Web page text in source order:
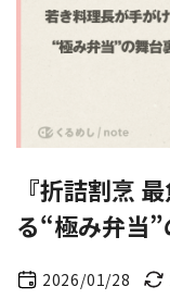
『折詰割烹
る“極み弁当
2026/01/28